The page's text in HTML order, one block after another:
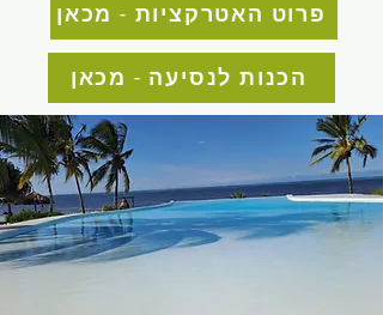
פרוט האטרקציות - מכאן
הכנות לנסיעה - מכאן